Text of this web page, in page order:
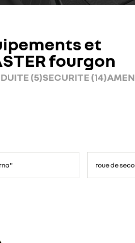
et
fourgon
(5)SECURITE (14)
roue de